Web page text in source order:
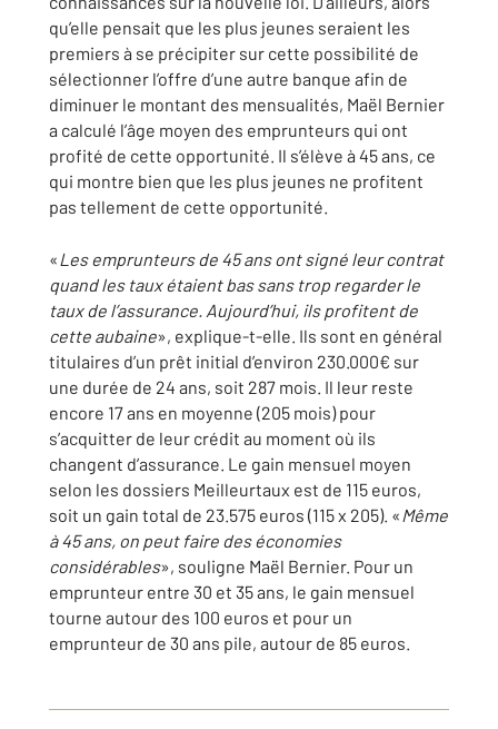
qu’elle pensait que les plus jeunes seraient les
premiers à se précipiter sur cette possibilité de
sélectionner l’offre d’une autre banque afin de
diminuer le montant des mensualités, Maël Bernier
a calculé l’âge moyen des emprunteurs qui ont
profité de cette opportunité. Il s’élève à 45 ans, ce
qui montre bien que les plus jeunes ne profitent
pas tellement de cette opportunité.
«Les emprunteurs de 45 ans ont signé leur contrat
quand les taux étaient bas sans trop regarder le
taux de l’assurance. Aujourd’hui, ils profitent de
cette aubaine», explique-t-elle. Ils sont en général
titulaires d’un prêt initial d’environ 230.000€ sur
une durée de 24 ans, soit 287 mois. Il leur reste
encore 17 ans en moyenne (205 mois) pour
s’acquitter de leur crédit au moment où ils
changent d’assurance. Le gain mensuel moyen
selon les dossiers Meilleurtaux est de 115 euros,
soit un gain total de 23.575 euros (115 x 205). «Même
à 45 ans, on peut faire des économies
considérables», souligne Maël Bernier. Pour un
emprunteur entre 30 et 35 ans, le gain mensuel
tourne autour des 100 euros et pour un
emprunteur de 30 ans pile, autour de 85 euros.